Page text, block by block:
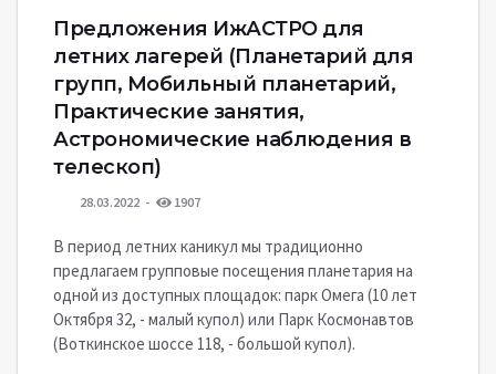
Предложения ИжАСТРО для
летних лагерей (Планетарий для
групп, Мобильный планетарий,
Практические занятия,
Астрономические наблюдения в
телескоп)
28.03.2022 1907
В период летних каникул мы традиционно
предлагаем групповые посещения планетария на
одной из доступных площадок: парк Омега (10 лет
Октября 32, - малый купол) или Парк Космонавтов
(Воткинское шоссе 118, - большой купол).